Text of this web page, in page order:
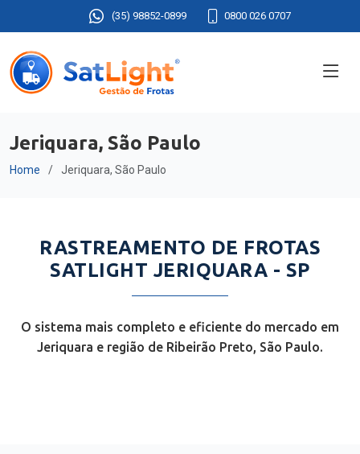
(35) 98852-0899 0800 026 0707
Jeriquara, São Paulo
Home Jeriquara, São Paulo
RASTREAMENTO DE FROTAS
SATLIGHT JERIQUARA - SP
O sistema mais completo e eficiente do mercado em
Jeriquara e região de Ribeirão Preto, São Paulo.